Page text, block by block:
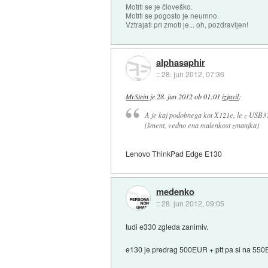
Motiti se je človeško.
Motiti se pogosto je neumno.
Vztrajati pri zmoti je... oh, pozdravljen!
alphasaphir
::28. jun 2012, 07:36
MrSteinje28. jun 2012 ob 01:01 izjavil:
A je kaj podobnega kot X121e, le z
(šment, vedno ena malenkost zmanjka)
Lenovo ThinkPad Edge E130
medenko
::28. jun 2012, 09:05
tudi e330 zgleda zanimiv.
e130 je predrag 500EUR + ptt pa si na